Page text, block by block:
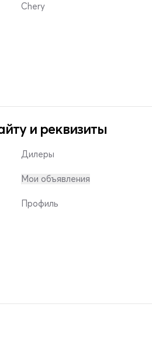
Chery
и реквизиты
Дилеры
Мои объявления
Профиль